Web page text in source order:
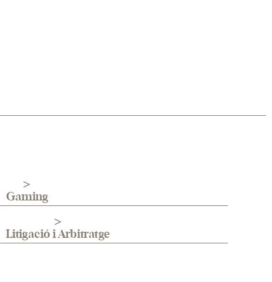
Gaming
Litigació i Arbitratge